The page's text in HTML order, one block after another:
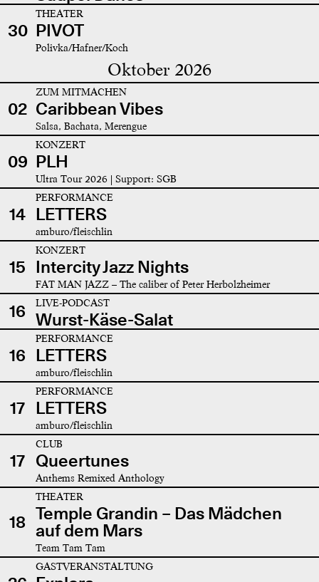
30
THEATER
PIVOT
Polivka/Hafner/Koch
Oktober 2026
02
ZUM MITMACHEN
Caribbean Vibes
Salsa, Bachata, Merengue
09
KONZERT
PLH
Ultra Tour 2026 | Support: SGB
14
PERFORMANCE
LETTERS
amburo/fleischlin
15
KONZERT
Intercity Jazz Nights
FAT MAN JAZZ – The caliber of Peter Herbolzheimer
16 LIVE-PODCAST
Wurst-Käse-Salat
16
PERFORMANCE
LETTERS
amburo/fleischlin
17
PERFORMANCE
LETTERS
amburo/fleischlin
17
CLUB
Queertunes
Anthems Remixed Anthology
18
THEATER
Temple Grandin – Das Mädchen
auf dem Mars
Team Tam Tam
GASTVERANSTALTUNG